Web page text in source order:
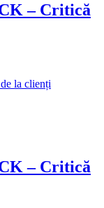
– Critică
la clienți
– Critică